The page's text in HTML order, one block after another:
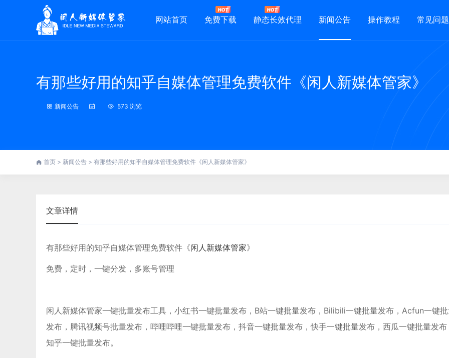
网站首页 免费下载 静态长效代理 新闻公告 操作教程 常见问题
有那些好用的知乎自媒体管理免费软件《闲人新媒体管家》
新闻公告 573 浏览
首页 > 新闻公告 > 有那些好用的知乎自媒体管理免费软件《闲人新媒体管家》
文章详情
有那些好用的知乎自媒体管理免费软件《闲人新媒体管家》
免费，定时，一键分发，多账号管理
闲人新媒体管家一键批量发布工具，小红书一键批量发布，B站一键批量发布，Bilibili一键批量发布，Acfun一键
发布，腾讯视频号批量发布，哔哩哔哩一键批量发布，抖音一键批量发布，快手一键批量发布，西瓜一键批量发布
知乎一键批量发布。